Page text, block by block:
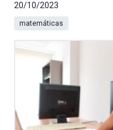
20/10/2023
matemáticas